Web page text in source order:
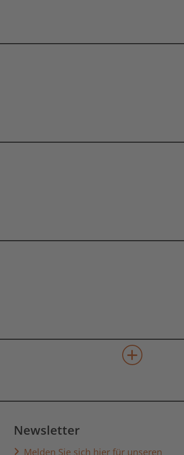
mehr
Newsletter
Melden Sie sich hier für unseren